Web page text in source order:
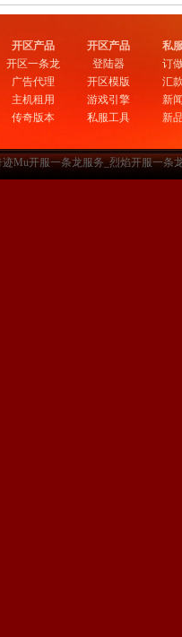
开区产品
开区一条龙
广告代理
主机租用
传奇版本
开区产品
登陆器
开区模版
游戏引擎
私服工具
私
订
汇
新
新
Mu开服一条龙服务_烈焰开服一条